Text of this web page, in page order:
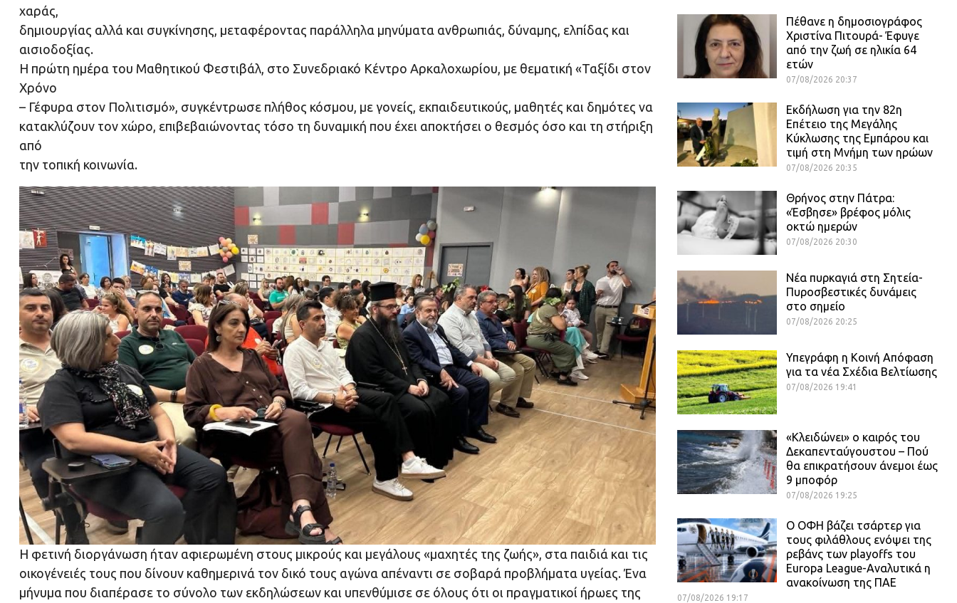
χαράς,
δημιουργίας αλλά και συγκίνησης, μεταφέροντας παράλληλα μηνύματα ανθρωπιάς, δύναμης, ελπίδας και
αισιοδοξίας.
Η πρώτη ημέρα του Μαθητικού Φεστιβάλ, στο Συνεδριακό Κέντρο Αρκαλοχωρίου, με θεματική «Ταξίδι στον
Χρόνο
– Γέφυρα στον Πολιτισμό», συγκέντρωσε πλήθος κόσμου, με γονείς, εκπαιδευτικούς, μαθητές και δημότες να
κατακλύζουν τον χώρο, επιβεβαιώνοντας τόσο τη δυναμική που έχει αποκτήσει ο θεσμός όσο και τη στήριξη
από
την τοπική κοινωνία.
Η φετινή διοργάνωση ήταν αφιερωμένη στους μικρούς και μεγάλους «μαχητές της ζωής», στα παιδιά και τις
οικογένειές τους που δίνουν καθημερινά τον δικό τους αγώνα απέναντι σε σοβαρά προβλήματα υγείας. Ένα
μήνυμα που διαπέρασε το σύνολο των εκδηλώσεων και υπενθύμισε σε όλους ότι οι πραγματικοί ήρωες της
Πέθανε η δημοσιογράφος
Χριστίνα Πιτουρά- Έφυγε
από την ζωή σε ηλικία 64
ετών
07/08/2026 20:37
Εκδήλωση για την 82η
Επέτειο της Μεγάλης
Κύκλωσης της Εμπάρου και
τιμή στη Μνήμη των ηρώων
07/08/2026 20:35
Θρήνος στην Πάτρα:
«Έσβησε» βρέφος μόλις
οκτώ ημερών
07/08/2026 20:30
Νέα πυρκαγιά στη Σητεία-
Πυροσβεστικές δυνάμεις
στο σημείο
07/08/2026 20:25
Υπεγράφη η Κοινή Απόφαση
για τα νέα Σχέδια Βελτίωσης
07/08/2026 19:41
«Κλειδώνει» ο καιρός του
Δεκαπενταύγουστου – Πού
θα επικρατήσουν άνεμοι έως
9 μποφόρ
07/08/2026 19:25
Ο ΟΦΗ βάζει τσάρτερ για
τους φιλάθλους ενόψει της
ρεβάνς των playoffs του
Europa League-Αναλυτικά η
ανακοίνωση της ΠΑΕ
07/08/2026 19:17